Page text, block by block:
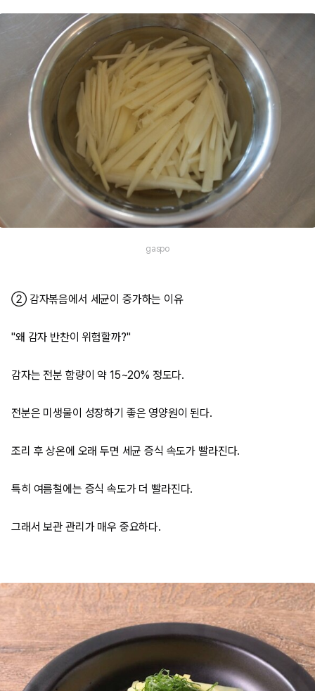
gaspo
② 감자볶음에서 세균이 증가하는 이유
"왜 감자 반찬이 위험할까?"
감자는 전분 함량이 약 15~20% 정도다.
전분은 미생물이 성장하기 좋은 영양원이 된다.
조리 후 상온에 오래 두면 세균 증식 속도가 빨라진다.
특히 여름철에는 증식 속도가 더 빨라진다.
그래서 보관 관리가 매우 중요하다.